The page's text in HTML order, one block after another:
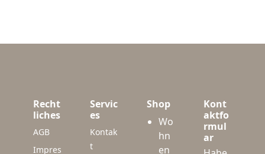
Recht
liches
AGB
Impres
Servic
es
Kontak
t
Shop
Wo
hn
en
Kont
aktfo
rmul
ar